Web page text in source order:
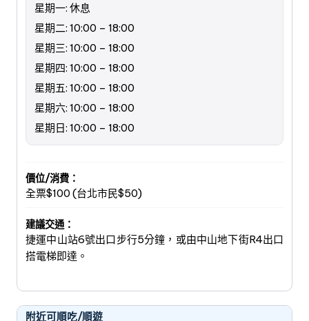
星期一: 休息
星期二: 10:00 – 18:00
星期三: 10:00 – 18:00
星期四: 10:00 – 18:00
星期五: 10:00 – 18:00
星期六: 10:00 – 18:00
星期日: 10:00 – 18:00
價位/消費：
全票$100 (台北市民$50)
建議交通：
捷運中山站6號出口步行5分鐘，或由中山地下街R4出口
搭電梯即達。
附近可順吃/順遊